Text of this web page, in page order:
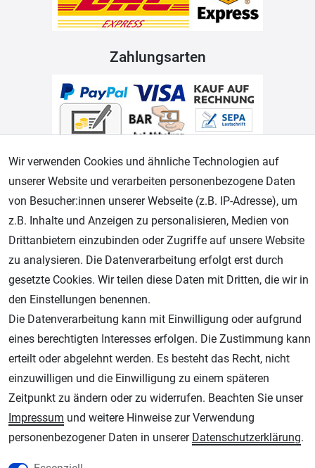
Zahlungsarten
Geprüfter Shop
AGB Widerrufsrecht Datenschutz Impressum
Unsere weiteren Shops:
Schmincke-City.de
Wir verwenden Cookies und ähnliche Technologien auf
unserer Website und verarbeiten personenbezogene Daten
von Besucher:innen unserer Webseite (z.B. IP-Adresse), um
z.B. Inhalte und Anzeigen zu personalisieren, Medien von
Drittanbietern einzubinden oder Zugriffe auf unsere Website
zu analysieren. Die Datenverarbeitung erfolgt erst durch
gesetzte Cookies. Wir teilen diese Daten mit Dritten, die wir in
den Einstellungen benennen.
Die Datenverarbeitung kann mit Einwilligung oder aufgrund
eines berechtigten Interesses erfolgen. Die Zustimmung kann
erteilt oder abgelehnt werden. Es besteht das Recht, nicht
einzuwilligen und die Einwilligung zu einem späteren
Zeitpunkt zu ändern oder zu widerrufen. Beachten Sie unser
Impressum und weitere Hinweise zur Verwendung
personenbezogener Daten in unserer Daten­schutz­erklärung.